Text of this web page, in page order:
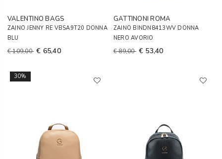
VALENTINO BAGS
ZAINO JENNY RE VBSA9T20 DONNA
BLU
€ 109,00 € 65,40
GATTINONI ROMA
ZAINO BINDN8413WV DONNA
NERO AVORIO
€ 89,00 € 53,40
30%